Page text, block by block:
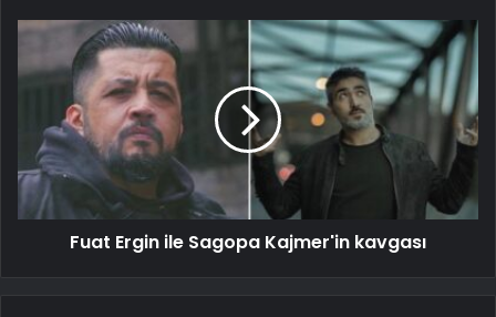
Fuat Ergin ile Sagopa Kajmer'in kavgası